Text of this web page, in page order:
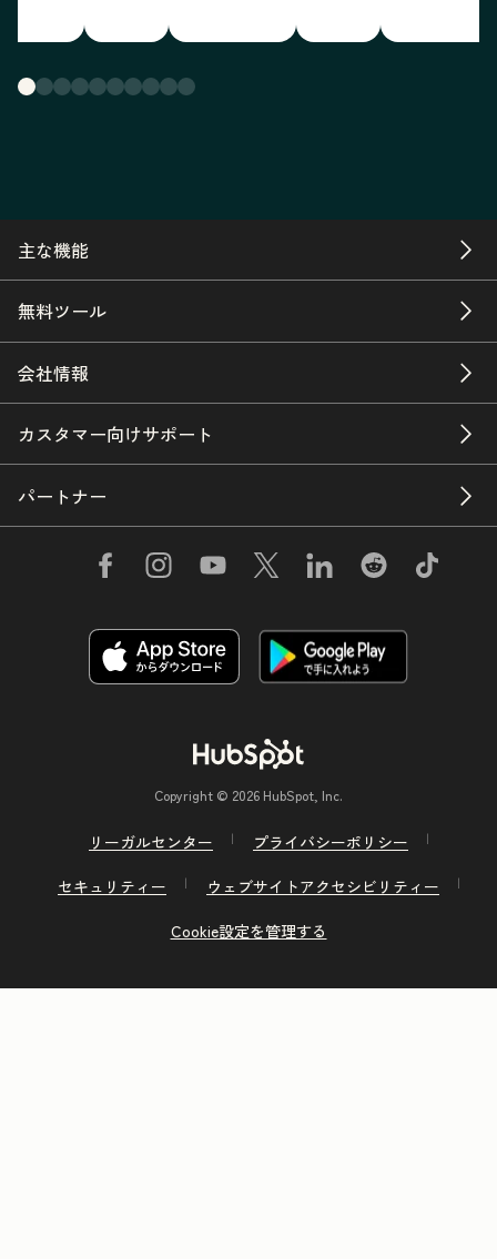
主な機能
無料ツール
会社情報
カスタマー向けサポート
パートナー
Copyright © 2026 HubSpot, Inc.
リーガルセンター
プライバシーポリシー
セキュリティー
ウェブサイトアクセシビリティー
Cookie設定を管理する